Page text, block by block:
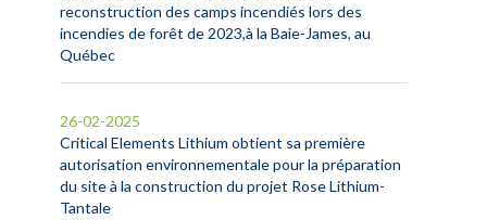
reconstruction des camps incendiés lors des
incendies de forêt de 2023,à la Baie-James, au
Québec
Critical Elements Lithium obtient sa première
autorisation environnementale pour la préparation
du site à la construction du projet Rose Lithium-
Tantale
26-02-2025